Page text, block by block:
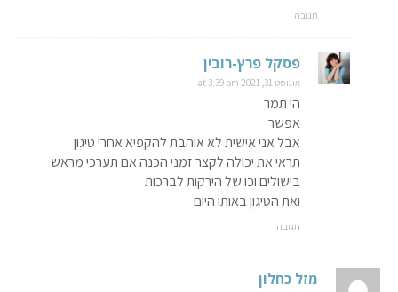
תגובה
פסקל פרץ-רובין
אוגוסט 31, 2021 at 3:39 pm
הי תמר
אפשר
אבל אני אישית לא אוהבת להקפיא אחרי טיגון
תראי את יכולה לקצר זמני הכנה אם תערכי מראש
בישולים וכו של הירקות לברכות
ואת הטיגון באותו היום
תגובה
מזל כחלון